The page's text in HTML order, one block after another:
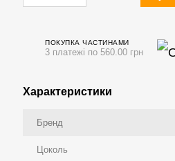
ПОКУПКА ЧАСТИНАМИ
3 платежі по 560.00 грн
Характеристики
Бренд
Цоколь